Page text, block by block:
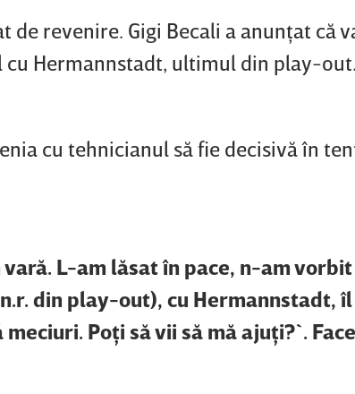
revenire. Gigi Becali a anunţat că
cu Hermannstadt, ultimul din play-out.
cu tehnicianul să fie decisivă în
L-am lăsat în pace, n-am
din play-out), cu Hermannstadt, îl
Poţi să vii să mă ajuţi?`.